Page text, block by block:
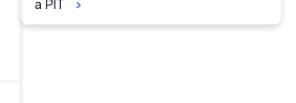
a PIT